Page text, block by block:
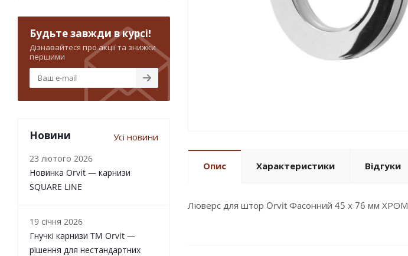
Опис Характеристики Відгуки
Люверс для штор Orvit Фасонний 45 х 76 мм ХРОМ
Будьте завжди в курсі!
Дізнавайтеся про акції та знижки
першими
Новини Усі новини
23 лютого 2026
Новинка Orvit — карнизи
SQUARE LINE
19 січня 2026
Гнучкі карнизи TM Orvit —
рішення для нестандартних